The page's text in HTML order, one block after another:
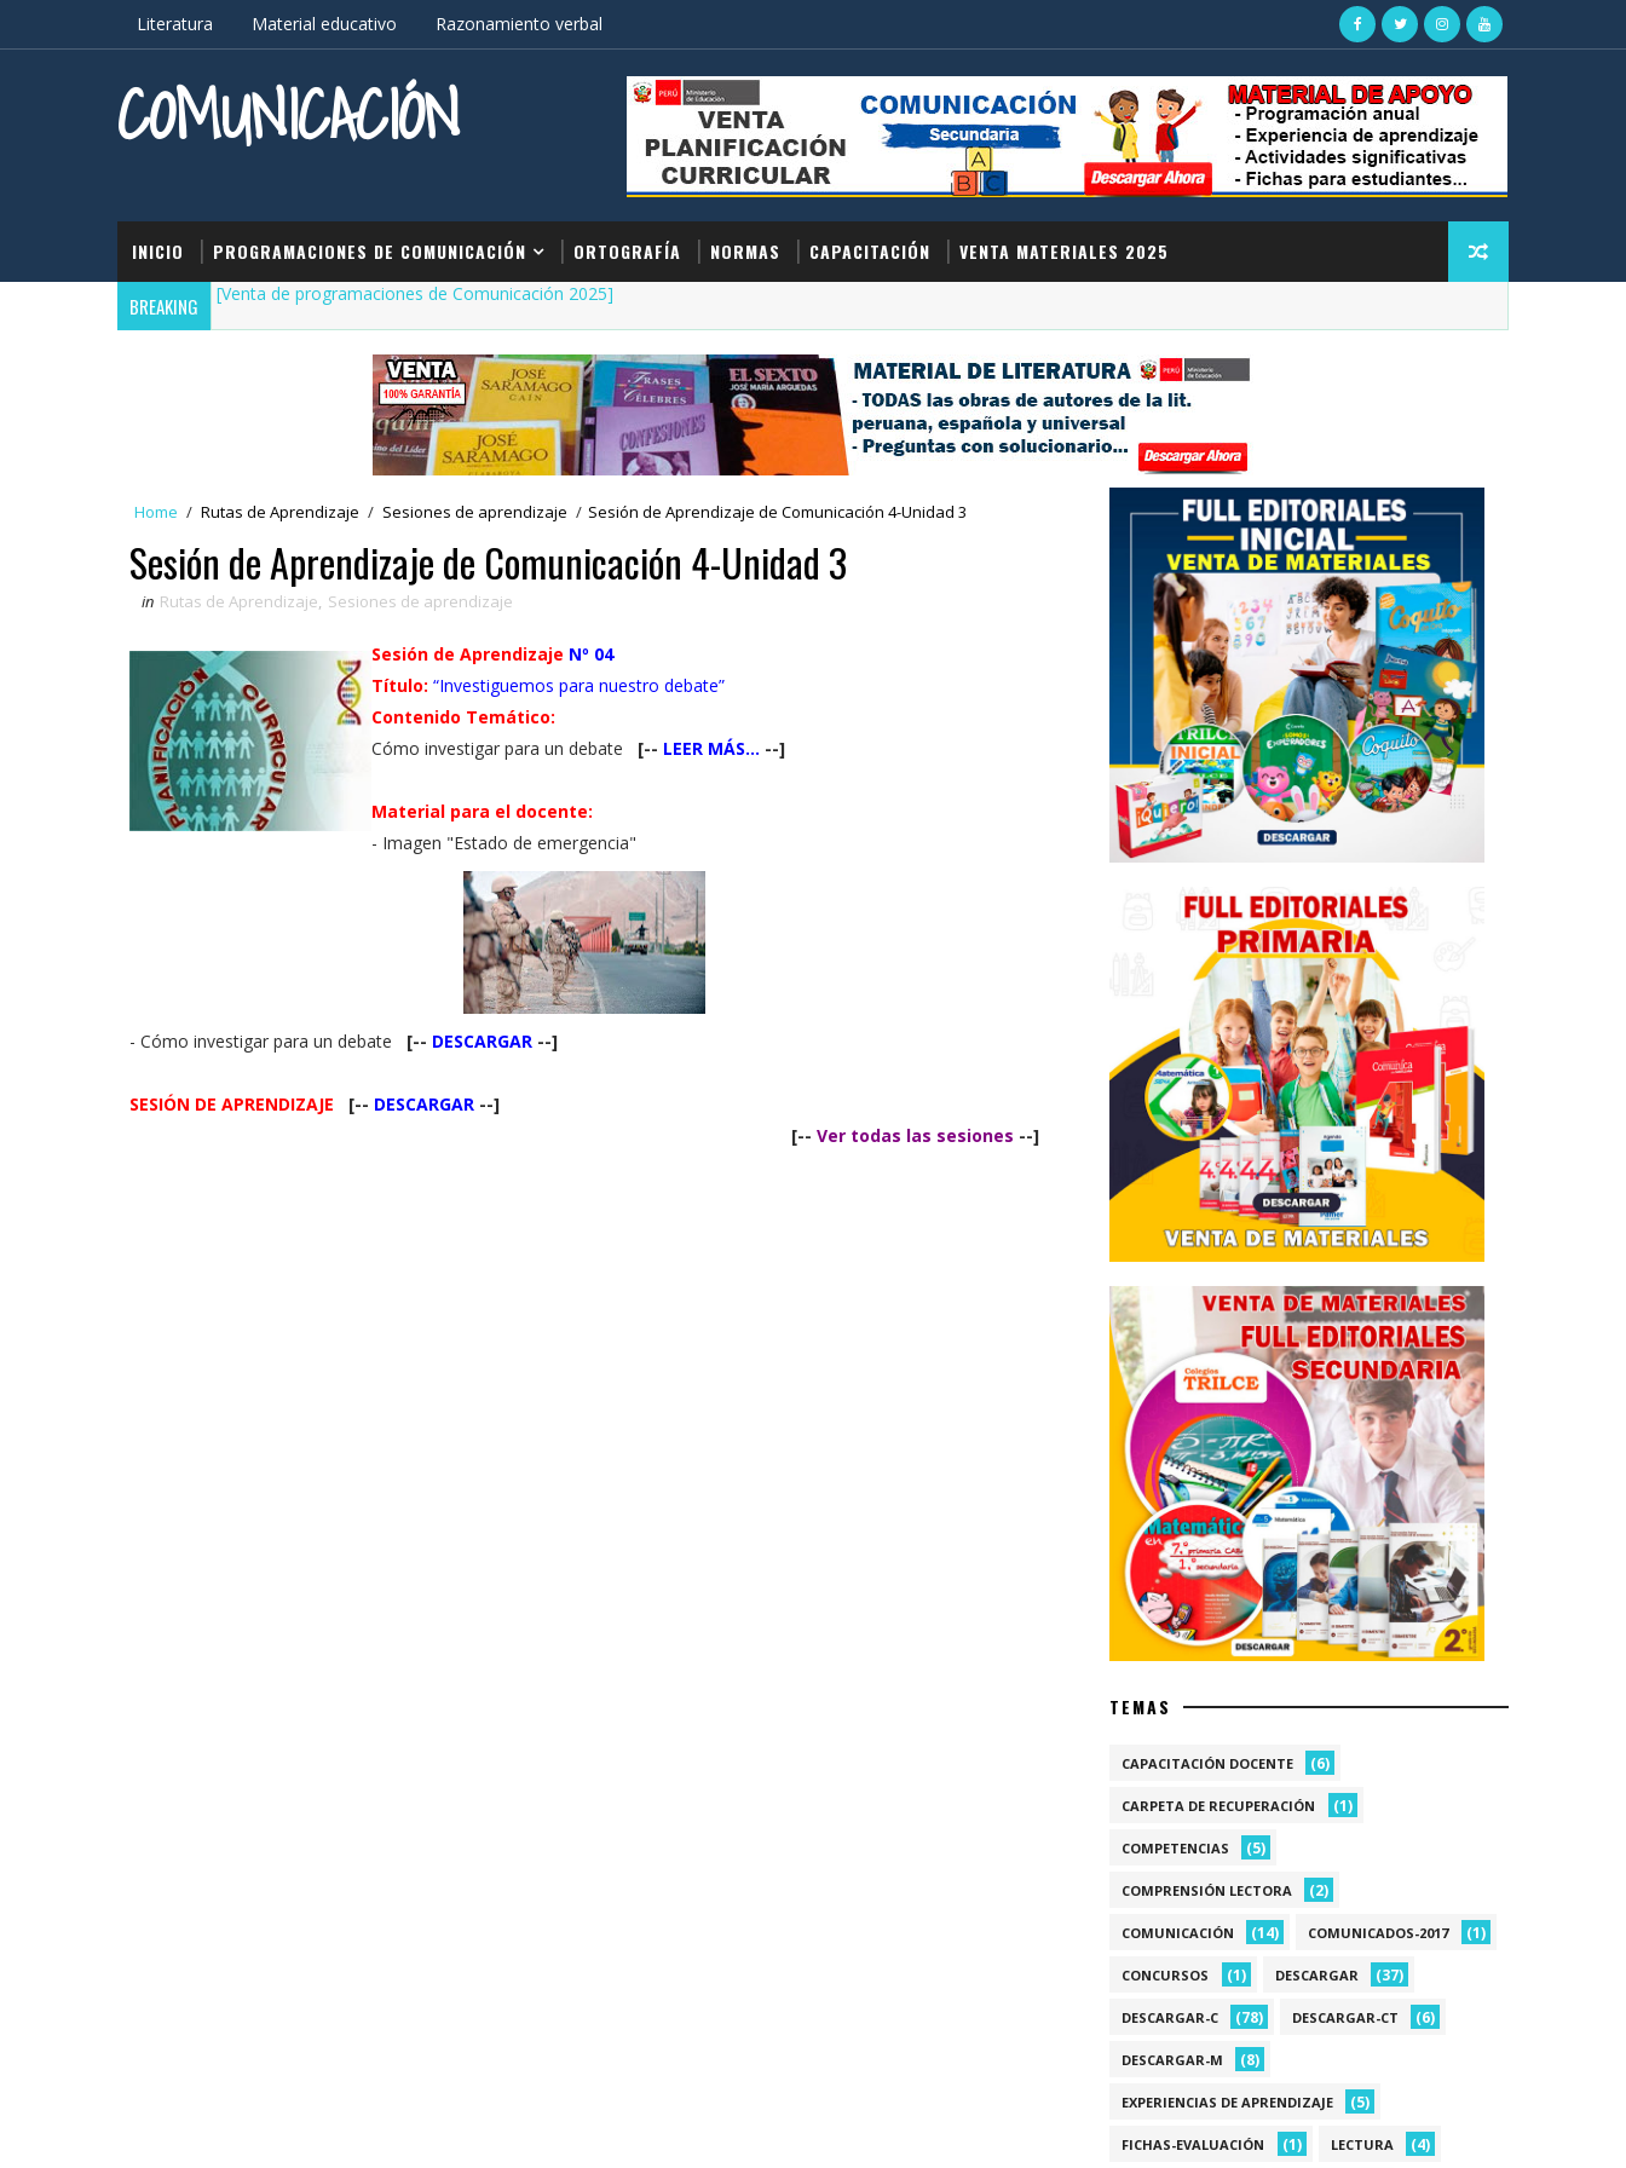
Literatura Material educativo Razonamiento verbal
COMUNICACIÓN
INICIO PROGRAMACIONES DE COMUNICACIÓN ORTOGRAFÍA NORMAS CAPACITACIÓN VENTA MATERIALES 2025
BREAKING [Venta de programaciones de Comunicación 2025]
Home / Rutas de Aprendizaje / Sesiones de aprendizaje / Sesión de Aprendizaje de Comunicación 4-Unidad 3
Sesión de Aprendizaje de Comunicación 4-Unidad 3
in Rutas de Aprendizaje, Sesiones de aprendizaje
Sesión de Aprendizaje Nº 04
Título: “Investiguemos para nuestro debate”
Contenido Temático:
Cómo investigar para un debate [-- LEER MÁS... --]
Material para el docente:
- Imagen "Estado de emergencia"
- Cómo investigar para un debate [-- DESCARGAR --]
SESIÓN DE APRENDIZAJE [-- DESCARGAR --]
[-- Ver todas las sesiones --]
TEMAS
CAPACITACIÓN DOCENTE (6)
CARPETA DE RECUPERACIÓN (1)
COMPETENCIAS (5)
COMPRENSIÓN LECTORA (2)
COMUNICACIÓN (14) COMUNICADOS-2017 (1)
CONCURSOS (1) DESCARGAR (37)
DESCARGAR-C (78) DESCARGAR-CT (6)
DESCARGAR-M (8)
EXPERIENCIAS DE APRENDIZAJE (5)
FICHAS-EVALUACIÓN (1) LECTURA (4)